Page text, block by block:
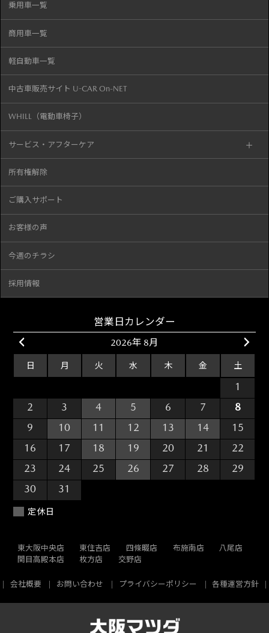
乗用車一覧
商用車一覧
軽自動車一覧
中古車販売サイト U-CAR On-NET
WHILL（電動車椅子）
サービス・アフターケア
所有権解除
ご購入サポート
お客様の声
今週のチラシ
採用情報
営業日カレンダー
2026年 8月
日 月 火 水 木 金 土
1
2
3 4 5 6 7
8
9
10 11 12 13 14
15
16
17 18 19 20 21
22
23
24 25 26 27 28
29
30
31
定休日
東大阪中央店 東住吉店 四條畷店 布施南店
八尾店
関目高殿本店
枚方店 交野店
会社概要 お問い合わせ プライバシーポリシー 各種運営方針